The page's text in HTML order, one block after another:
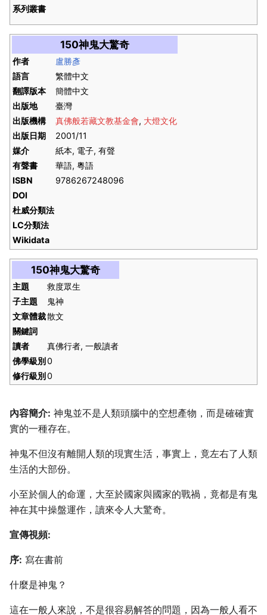
系列叢書
150神鬼大驚奇
作者
盧勝彥
語言
繁體中文
翻譯版本
簡體中文
出版地
臺灣
出版機構
真佛般若藏文教基金會, 大燈文化
出版日期
2001/11
媒介
紙本, 電子, 有聲
有聲書
華語, 粵語
ISBN
9786267248096
DOI
杜威分類法
LC分類法
Wikidata
150神鬼大驚奇
主題
救度眾生
子主題
鬼神
文章體裁散文
關鍵詞
讀者
真佛行者, 一般讀者
佛學級別0
修行級別0
內容簡介: 神鬼並不是人類頭腦中的空想產物，而是確確實
實的一種存在。
神鬼不但沒有離開人類的現實生活，事實上，竟左右了人類
生活的大部份。
小至於個人的命運，大至於國家與國家的戰禍，竟都是有鬼
神在其中操盤運作，讀來令人大驚奇。
宣傳視頻:
序: 寫在書前
什麼是神鬼？
這在一般人來說，不是很容易解答的問題，因為一般人看不